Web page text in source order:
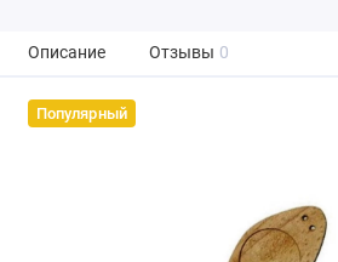
Описание Отзывы 0
Популярный